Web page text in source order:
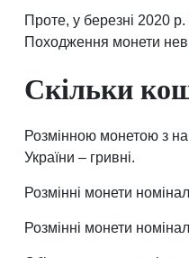
Проте, у березні 2020 р.
Походження монети
Скільки
Розмінною монетою з
України – гривні.
Розмінні монети
Розмінні монети